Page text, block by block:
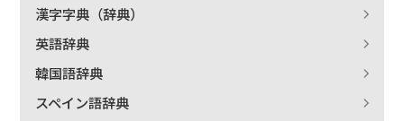
漢字字典（辞典）
英語辞典
韓国語辞典
スペイン語辞典